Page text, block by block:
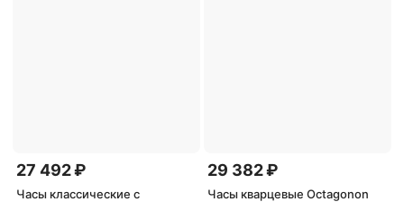
27 492 ₽
Часы классические с
29 382 ₽
Часы кварцевые Octagonon